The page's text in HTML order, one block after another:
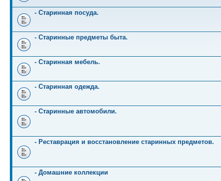
- Старинная посуда.
- Старинные предметы быта.
- Старинная мебель.
- Старинная одежда.
- Старинные автомобили.
- Реставрация и восстановление старинных предметов.
- Домашние коллекции